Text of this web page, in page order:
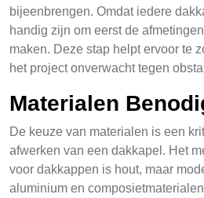
bijeenbrengen. Omdat iedere
handig zijn om eerst de
maken. Deze stap helpt ervoor te
het project onverwacht tegen
Materialen
De keuze van materialen is een
afwerken van een dakkapel. Het
voor dakkappen is hout, maar
aluminium en